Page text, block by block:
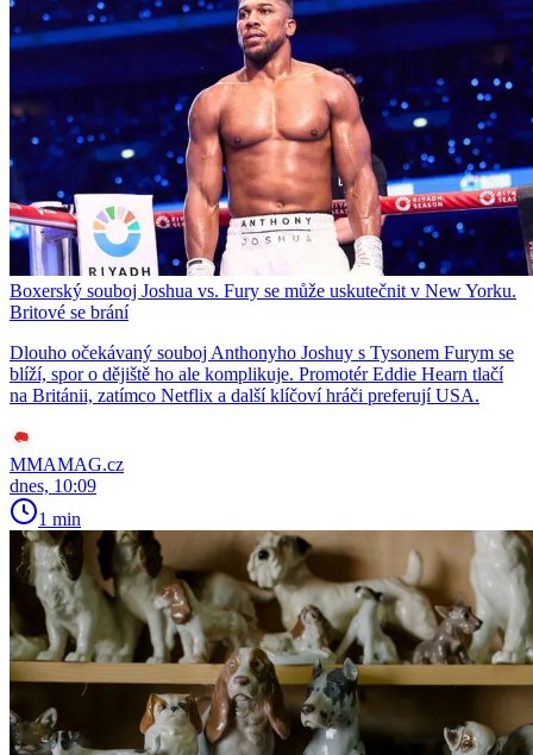
Boxerský souboj Joshua vs. Fury se může uskutečnit v New Yorku.
Britové se brání
Dlouho očekávaný souboj Anthonyho Joshuy s Tysonem Furym se
blíží, spor o dějiště ho ale komplikuje. Promotér Eddie Hearn tlačí
na Británii, zatímco Netflix a další klíčoví hráči preferují USA.
MMAMAG.cz
dnes, 10:09
1 min